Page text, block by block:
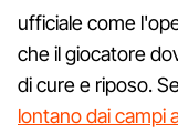
ufficiale come
che il giocatore
di cure e riposo.
lontano dai campi